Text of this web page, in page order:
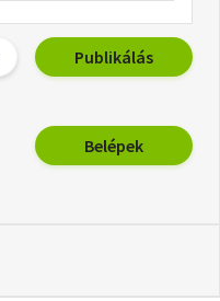
Publikálás
Belépek